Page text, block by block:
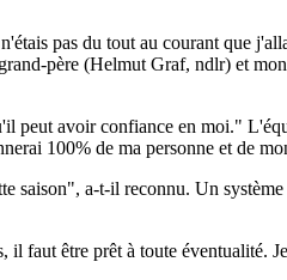
pas du tout au courant que
père (Helmut Graf, ndlr) et
peut avoir confiance en moi."
100% de ma personne et de
saison", a-t-il reconnu. Un
faut être prêt à toute éventualité.